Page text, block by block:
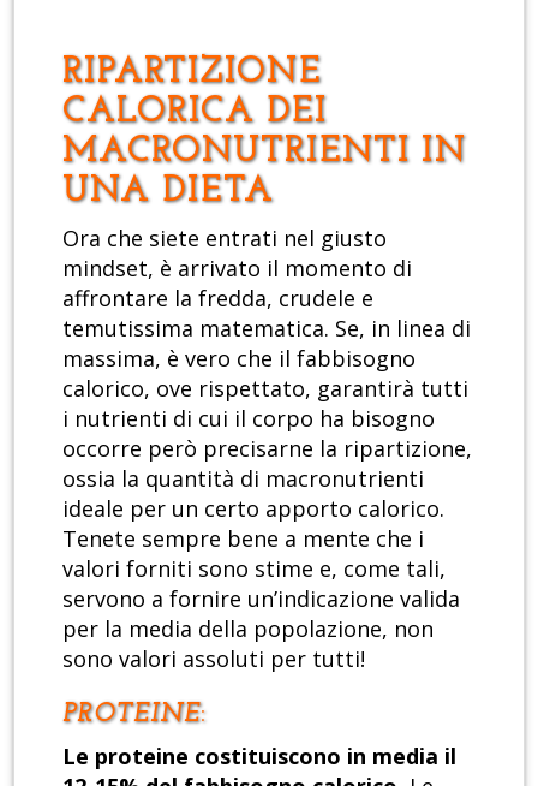
RIPARTIZIONE
CALORICA DEI
MACRONUTRIENTI IN
UNA DIETA
Ora che siete entrati nel giusto
mindset, è arrivato il momento di
affrontare la fredda, crudele e
temutissima matematica. Se, in linea di
massima, è vero che il fabbisogno
calorico, ove rispettato, garantirà tutti
i nutrienti di cui il corpo ha bisogno
occorre però precisarne la ripartizione,
ossia la quantità di macronutrienti
ideale per un certo apporto calorico.
Tenete sempre bene a mente che i
valori forniti sono stime e, come tali,
servono a fornire un’indicazione valida
per la media della popolazione, non
sono valori assoluti per tutti!
PROTEINE:
Le proteine costituiscono in media il